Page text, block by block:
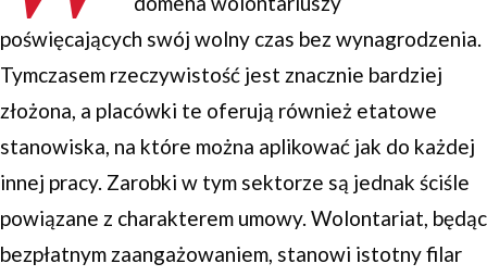
poświęcających swój wolny czas bez wynagrodzenia.
Tymczasem rzeczywistość jest znacznie bardziej
złożona, a placówki te oferują również etatowe
stanowiska, na które można aplikować jak do każdej
innej pracy. Zarobki w tym sektorze są jednak ściśle
powiązane z charakterem umowy. Wolontariat, będąc
bezpłatnym zaangażowaniem, stanowi istotny filar